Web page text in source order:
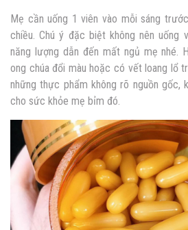
Mẹ cần uống 1 viên vào mỗi sáng
chiều. Chú ý đặc biệt không nên
năng lượng dẫn đến mất ngủ mẹ nhé.
ong chúa đổi màu hoặc có vết loang lổ
những thực phẩm không rõ nguồn gốc,
cho sức khỏe mẹ bỉm đó.